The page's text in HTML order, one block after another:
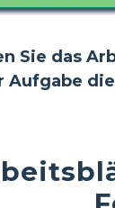
Sie das